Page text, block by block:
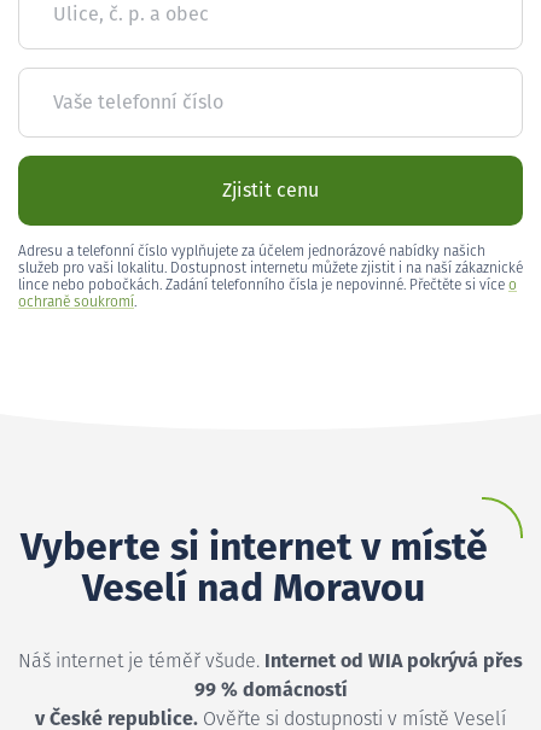
Ulice, č. p. a obec
Vaše telefonní číslo
Zjistit cenu
Adresu a telefonní číslo vyplňujete za účelem jednorázové nabídky našich
služeb pro vaši lokalitu. Dostupnost internetu můžete zjistit i na naší zákaznické
lince nebo pobočkách. Zadání telefonního čísla je nepovinné. Přečtěte si více o
ochraně soukromí.
Vyberte si internet v místě
Veselí nad Moravou
Náš internet je téměř všude. Internet od WIA pokrývá přes
99 % domácností
v České republice. Ověřte si dostupnosti v místě Veselí